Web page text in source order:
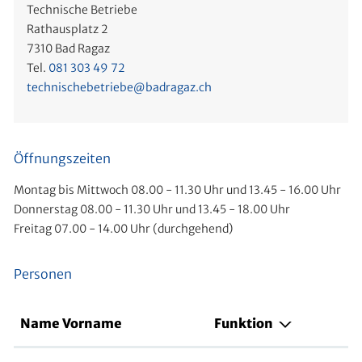
Technische Betriebe
Rathausplatz 2
7310 Bad Ragaz
Tel. 081 303 49 72
technischebetriebe@badragaz.ch
Öffnungszeiten
Montag bis Mittwoch 08.00 - 11.30 Uhr und 13.45 - 16.00 Uhr
Donnerstag 08.00 - 11.30 Uhr und 13.45 - 18.00 Uhr
Freitag 07.00 - 14.00 Uhr (durchgehend)
Personen
Name Vorname Funktion